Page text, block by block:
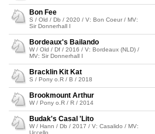
Bon Fee
S / Old / Db / 2020 / V: Bon Coeur / MV:
Sir Donnerhall I
Bordeaux's Bailando
W / Old / Df / 2016 / V: Bordeaux (NLD) /
MV: Sir Donnerhall I
Bracklin Kit Kat
S / Pony o.R / B / 2018
Brookmount Arthur
W / Pony o.R / R / 2014
Budak's Casal 'Lito
W / Hann / Db / 2017 / V: Casalido / MV:
Uccello